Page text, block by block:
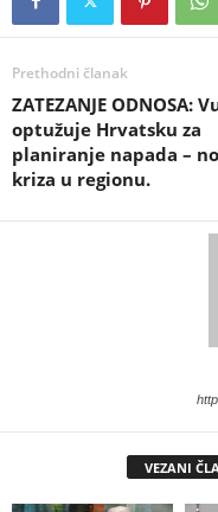
Prethodni članak
​ZATEZANJE ODNOSA:
optužuje Hrvatsku za
planiranje napada –
kriza u regionu.
VEZANI